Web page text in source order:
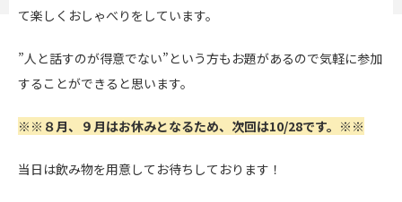
て楽しくおしゃべりをしています。
”人と話すのが得意でない”という方もお題があるので気軽に参加
することができると思います。
※※８月、９月はお休みとなるため、次回は10/28です。※※
当日は飲み物を用意してお待ちしております！